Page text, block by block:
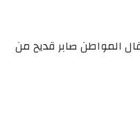
المواطن صابر قديح من